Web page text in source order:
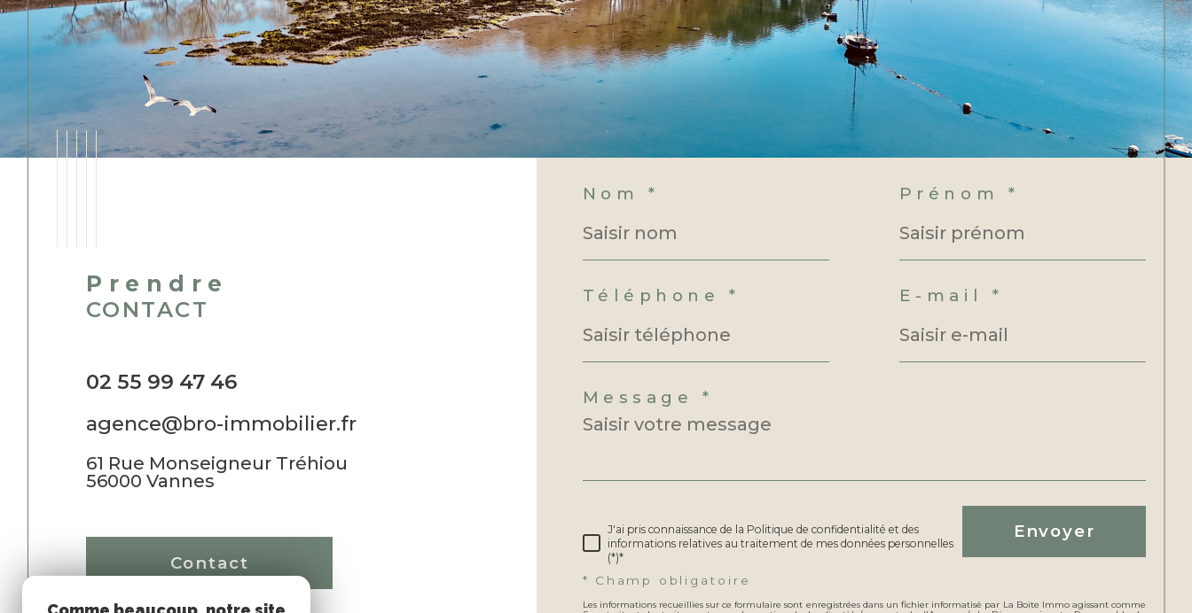
Nom * Prénom *
Téléphone * E-mail *
Message *
J'ai pris connaissance de la Politique de confidentialité et des
informations relatives au traitement de mes données personnelles
(*)*
* Champ obligatoire
Envoyer
Les informations recueillies sur ce formulaire sont enregistrées dans un fichier informatisé par La Boite Immo agissant comme
Prendre
CONTACT
02 55 99 47 46
agence@bro-immobilier.fr
61 Rue Monseigneur Tréhiou
56000
Vannes
Contact